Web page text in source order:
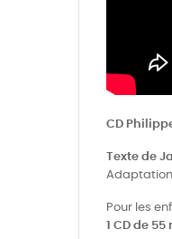
CD
Texte de
Pour les
1 CD de